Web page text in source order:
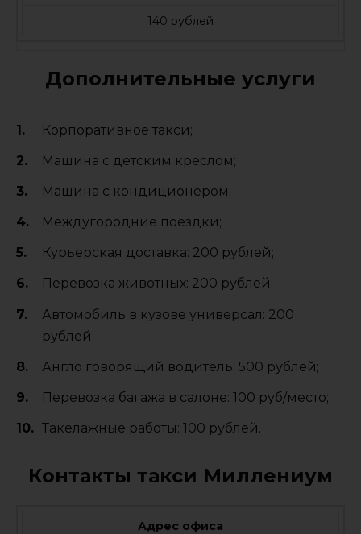
140 рублей
Дополнительные услуги
Корпоративное такси;
Машина с детским креслом;
Машина с кондиционером;
Междугородние поездки;
Курьерская доставка: 200 рублей;
Перевозка животных: 200 рублей;
Автомобиль в кузове универсал: 200
рублей;
Англо говорящий водитель: 500 рублей;
Перевозка багажа в салоне: 100 руб/место;
Такелажные работы: 100 рублей.
Контакты такси Миллениум
Адрес офиса